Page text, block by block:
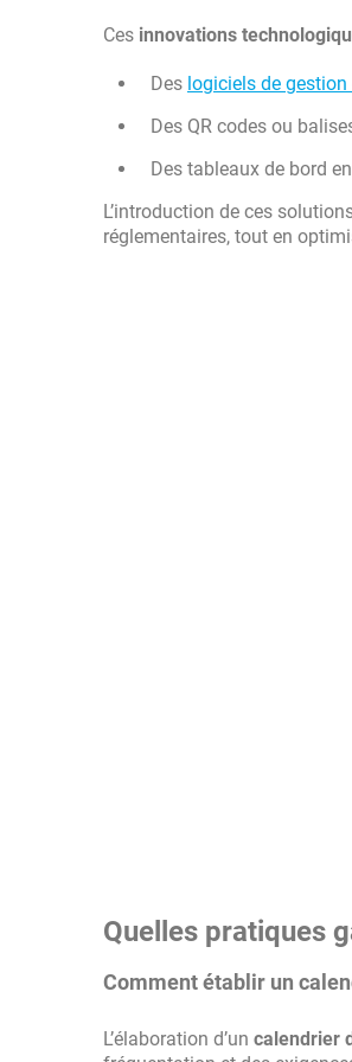
Ces innovations
Des logiciels de
Des QR codes ou
Des tableaux de bord
L’introduction de ces
réglementaires, tout en
Quelles pratiques
Comment établir un
L’élaboration d’un calendrier